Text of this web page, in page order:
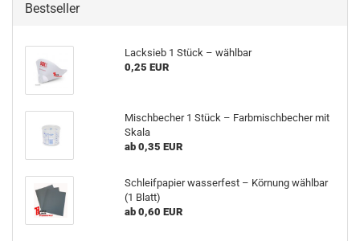
Bestseller
Lacksieb 1 Stück – wählbar
0,25 EUR
Mischbecher 1 Stück – Farbmischbecher mit
Skala
ab 0,35 EUR
Schleifpapier wasserfest – Körnung wählbar
(1 Blatt)
ab 0,60 EUR